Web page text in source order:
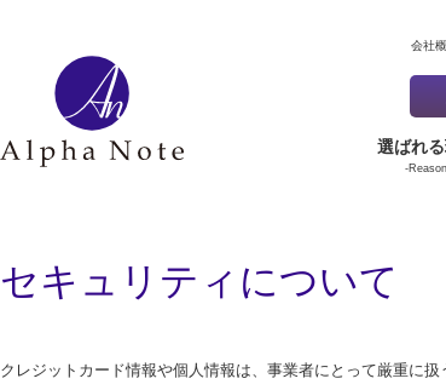
選ばれ
-
会社
セキュリティについて
クレジットカード情報や個人情報は、事業者にとって厳重に扱